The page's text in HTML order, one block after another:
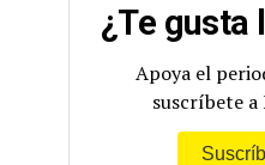
¿Te gusta
Apoya el
suscríbete a